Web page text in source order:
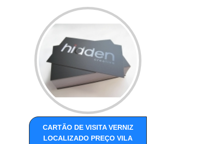
CARTÃO DE VISITA VERNIZ
LOCALIZADO PREÇO VILA